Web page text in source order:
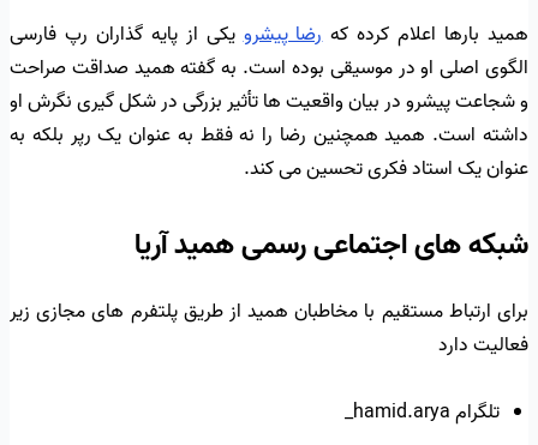
همید بارها اعلام کرده کهرضا پیشرویکی از پایه گذاران رپ فارسی
الگوی اصلی او در موسیقی بوده است. به گفته همید صداقت صراحت
و شجاعت پیشرو در بیان واقعیت ها تأثیر بزرگی در شکل گیری نگرش او
داشته است. همید همچنین رضا را نه فقط به عنوان یک رپر بلکه به
عنوان یک استاد فکری تحسین می کند.
شبکه های اجتماعی رسمی همید آریا
برای ارتباط مستقیم با مخاطبان همید از طریق پلتفرم های مجازی زیر
فعالیت دارد
تلگرام hamid.arya_